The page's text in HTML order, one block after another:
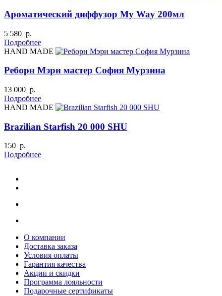
Ароматический диффузор My Way 200мл
5 580 р.
Подробнее
HAND MADE
Реборн Мэри мастер София Мурзина
13 000 р.
Подробнее
HAND MADE
Brazilian Starfish 20 000 SHU
150 р.
Подробнее
О компании
Доставка заказа
Условия оплаты
Гарантия качества
Акции и скидки
Программа лояльности
Подарочные сертификаты